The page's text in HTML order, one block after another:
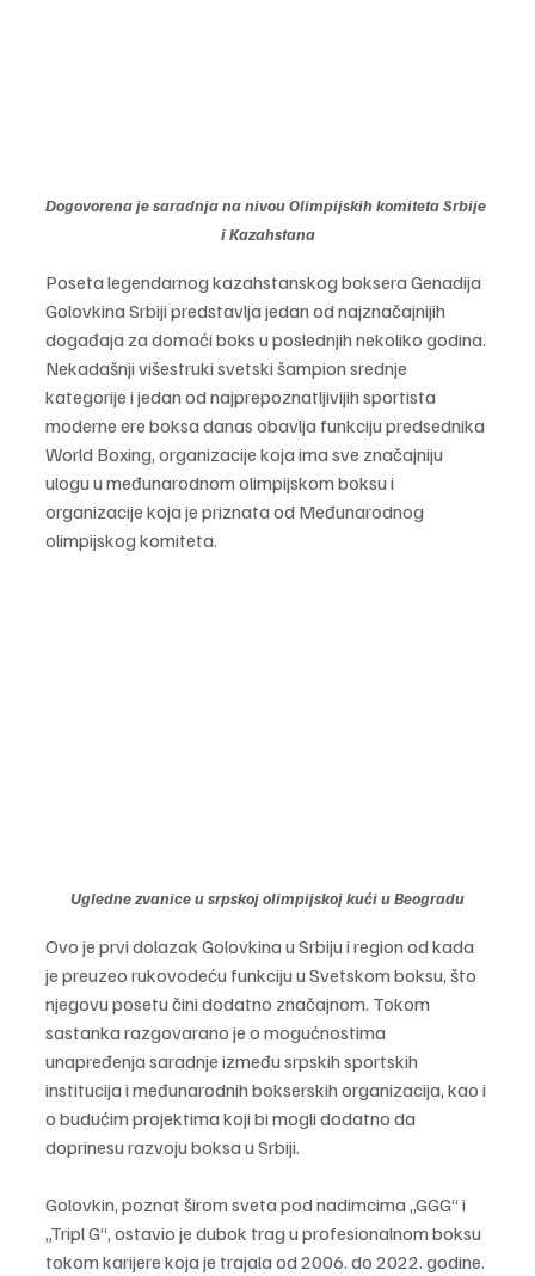
Dogovorena je saradnja na nivou Olimpijskih komiteta Srbije
i Kazahstana
Poseta legendarnog kazahstanskog boksera Genadija
Golovkina Srbiji predstavlja jedan od najznačajnijih
događaja za domaći boks u poslednjih nekoliko godina.
Nekadašnji višestruki svetski šampion srednje
kategorije i jedan od najprepoznatljivijih sportista
moderne ere boksa danas obavlja funkciju predsednika
World Boxing, organizacije koja ima sve značajniju
ulogu u međunarodnom olimpijskom boksu i
organizacije koja je priznata od Međunarodnog
olimpijskog komiteta.
Ugledne zvanice u srpskoj olimpijskoj kući u Beogradu
Ovo je prvi dolazak Golovkina u Srbiju i region od kada
je preuzeo rukovodeću funkciju u Svetskom boksu, što
njegovu posetu čini dodatno značajnom. Tokom
sastanka razgovarano je o mogućnostima
unapređenja saradnje između srpskih sportskih
institucija i međunarodnih bokserskih organizacija, kao i
o budućim projektima koji bi mogli dodatno da
doprinesu razvoju boksa u Srbiji.
Golovkin, poznat širom sveta pod nadimcima „GGG“ i
„Tripl G“, ostavio je dubok trag u profesionalnom boksu
tokom karijere koja je trajala od 2006. do 2022. godine.